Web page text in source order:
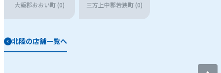
大飯郡おおい町 (0) 三方上中郡若狭町 (0)
北陸の店舗一覧へ